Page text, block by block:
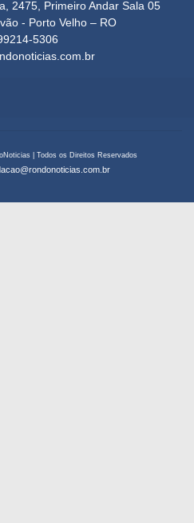
2475, Primeiro Andar Sala 05
- Porto Velho – RO
5306
| Todos os Direitos Reservados